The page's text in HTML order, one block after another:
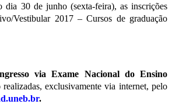
dia 30 de junho (sexta-feira), as inscrições
Vestibular 2017 – Cursos de graduação
via Exame Nacional do Ensino
realizadas, exclusivamente via internet, pelo
.